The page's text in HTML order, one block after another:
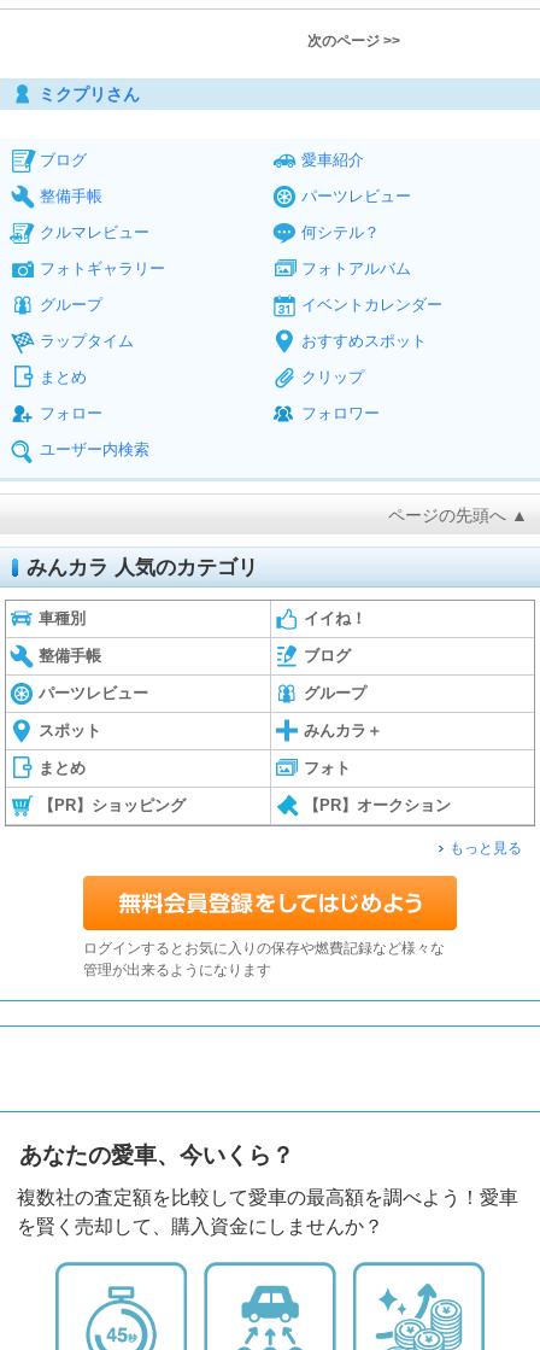
次のページ >>
ミクプリさん
ブログ
愛車紹介
整備手帳
パーツレビュー
クルマレビュー
何シテル？
フォトギャラリー
フォトアルバム
グループ
イベントカレンダー
ラップタイム
おすすめスポット
まとめ
クリップ
フォロー
フォロワー
ユーザー内検索
ページの先頭へ ▲
みんカラ 人気のカテゴリ
車種別 イイね！
整備手帳 ブログ
パーツレビュー グループ
スポット みんカラ＋
まとめ フォト
【PR】ショッピング 【PR】オークション
もっと見る
ログインするとお気に入りの保存や燃費記録など様々な
管理が出来るようになります
あなたの愛車、今いくら？
複数社の査定額を比較して愛車の最高額を調べよう！愛車
を賢く売却して、購入資金にしませんか？